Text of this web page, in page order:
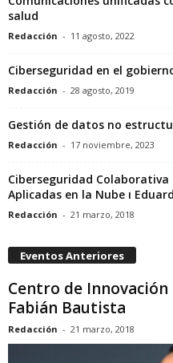
salud
Redacción - 11 agosto, 2022
Ciberseguridad en el
Redacción - 28 agosto, 2019
Gestión de datos no
Redacción - 17 noviembre, 2023
Ciberseguridad
Aplicadas en la Nube ı
Redacción - 21 marzo, 2018
Eventos Anteriores
Centro de
Fabián Bautista
Redacción - 21 marzo, 2018